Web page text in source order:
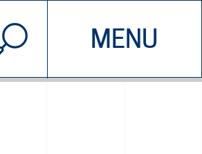
MENU
CHI SIAMO
2026 EDDYBURG